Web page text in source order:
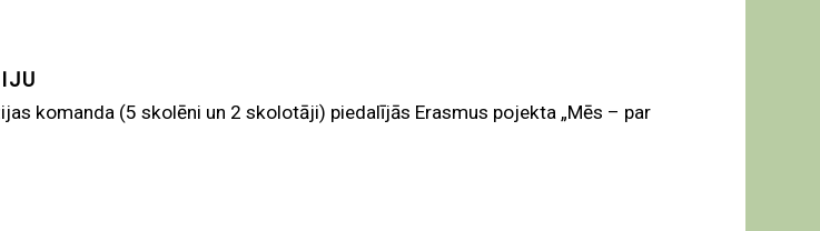
komanda (5 skolēni un 2 skolotāji) piedalījās Erasmus pojekta „Mēs – par